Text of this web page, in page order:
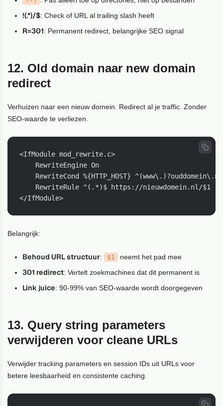
!(.*)/$: Check of URL al trailing slash heeft
R=301: Permanent redirect, belangrijke SEO signal
12. Old domain naar new domain
redirect
Verhuizen naar een nieuw domein. Redirect al je traffic. Zonder
SEO-waarde te verliezen.
<IfModule mod_rewrite.c>
    RewriteEngine On
RewriteCond %{HTTP_HOST}
RewriteRule ^(.*)$ https://nieuwdomein.nl/$1
</IfModule>
Belangrijk:
Behoud URL structuur: $1 neemt het pad mee
301 redirect: Vertelt zoekmachines dat dit permanent is
Link juice: 90-99% van SEO-waarde wordt doorgegeven
13. Query string parameters
verwijderen voor cleane URLs
Verwijder tracking parameters en session IDs uit URLs voor
betere leesbaarheid en consistente caching.